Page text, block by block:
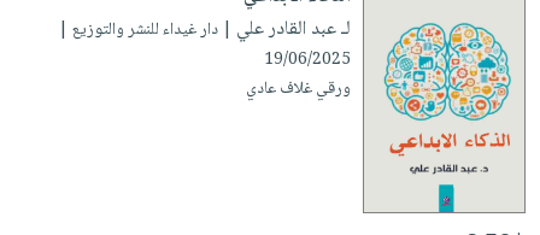
أدوات
المطبخ
كتب
اكسسوارات
منزلية
اكسسوارات
ملابس
مطرزات
كل
الاشتراكات
صندوق
القراءة
iKitab
بلا
بحث
متقدم
لـ عبد القادر علي | دار غيداء للنشر والتوزيع |
19/06/2025
ورقي غلاف عادي